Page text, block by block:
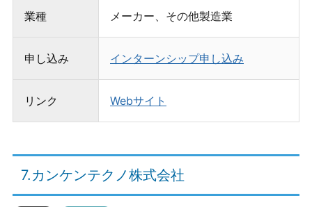
業種 メーカー、その他製造業
申し込み インターンシップ申し込み
リンク Webサイト
7.カンケンテクノ株式会社